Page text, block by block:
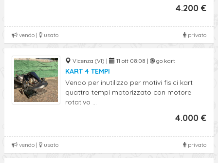
4.200 €
privato
vendo | usato
Vicenza (VI) | 11 ott 08:08 | go kart
KART 4 TEMPI
Vendo per inutilizzo per motivi fisici kart
quattro tempi motorizzato con motore
rotativo ...
4.000 €
privato
vendo | usato